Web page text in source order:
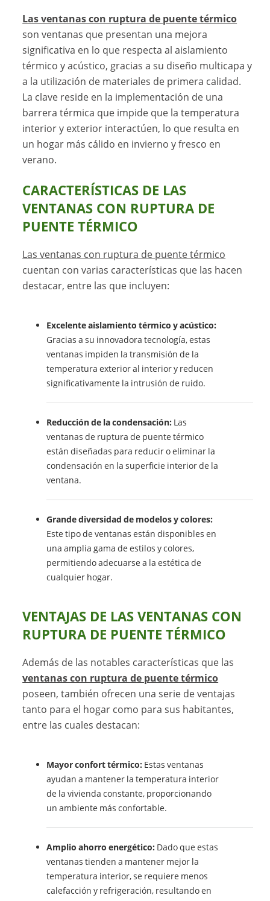
Las ventanas con ruptura de puente térmico
son ventanas que presentan una mejora
significativa en lo que respecta al aislamiento
térmico y acústico, gracias a su diseño multicapa y
a la utilización de materiales de primera calidad.
La clave reside en la implementación de una
barrera térmica que impide que la temperatura
interior y exterior interactúen, lo que resulta en
un hogar más cálido en invierno y fresco en
verano.
CARACTERÍSTICAS DE LAS
VENTANAS CON RUPTURA DE
PUENTE TÉRMICO
Las ventanas con ruptura de puente térmico
cuentan con varias características que las hacen
destacar, entre las que incluyen:
Excelente aislamiento térmico y acústico:
Gracias a su innovadora tecnología, estas
ventanas impiden la transmisión de la
temperatura exterior al interior y reducen
significativamente la intrusión de ruido.
Reducción de la condensación: Las
ventanas de ruptura de puente térmico
están diseñadas para reducir o eliminar la
condensación en la superficie interior de la
ventana.
Grande diversidad de modelos y colores:
Este tipo de ventanas están disponibles en
una amplia gama de estilos y colores,
permitiendo adecuarse a la estética de
cualquier hogar.
VENTAJAS DE LAS VENTANAS CON
RUPTURA DE PUENTE TÉRMICO
Además de las notables características que las
ventanas con ruptura de puente térmico
poseen, también ofrecen una serie de ventajas
tanto para el hogar como para sus habitantes,
entre las cuales destacan:
Mayor confort térmico: Estas ventanas
ayudan a mantener la temperatura interior
de la vivienda constante, proporcionando
un ambiente más confortable.
Amplio ahorro energético: Dado que estas
ventanas tienden a mantener mejor la
temperatura interior, se requiere menos
calefacción y refrigeración, resultando en